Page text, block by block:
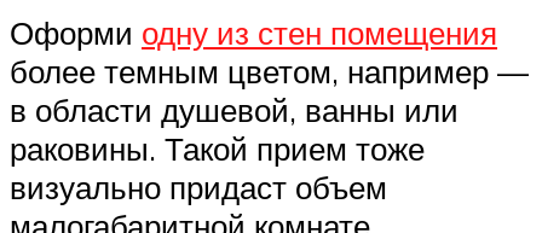
Оформи одну из стен помещения
более темным цветом, например —
в области душевой, ванны или
раковины. Такой прием тоже
визуально придаст объем